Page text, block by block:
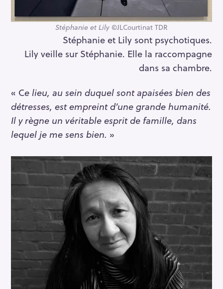
Stéphanie et Lily ©JLCourtinat TDR
Stéphanie et Lily sont psychotiques.
Lily veille sur Stéphanie. Elle la raccompagne
dans sa chambre.
« Ce lieu, au sein duquel sont apaisées bien des
détresses, est empreint d’une grande humanité.
Il y règne un véritable esprit de famille, dans
lequel je me sens bien. »